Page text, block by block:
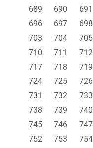
689
690 691
696
697 698
703
704 705
710
711 712
717
718 719
724
725 726
731
732 733
738
739 740
745
746 747
752
753 754